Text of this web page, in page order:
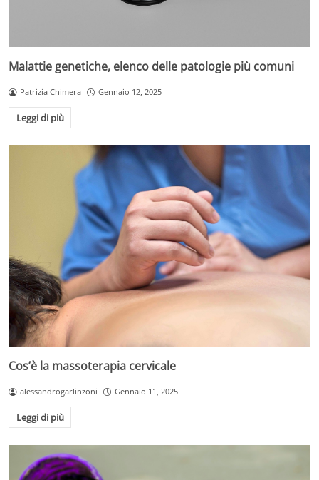
Malattie genetiche, elenco delle patologie più comuni
Patrizia Chimera Gennaio 12, 2025
Leggi di più
Cos’è la massoterapia cervicale
alessandrogarlinzoni Gennaio 11, 2025
Leggi di più